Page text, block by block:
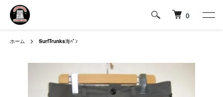
0
ホーム SurfTrunks海ﾊﾟﾝ